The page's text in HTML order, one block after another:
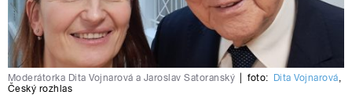
Moderátorka Dita Vojnarová a Jaroslav Satoranský foto: Dita Vojnarová,
Český rozhlas